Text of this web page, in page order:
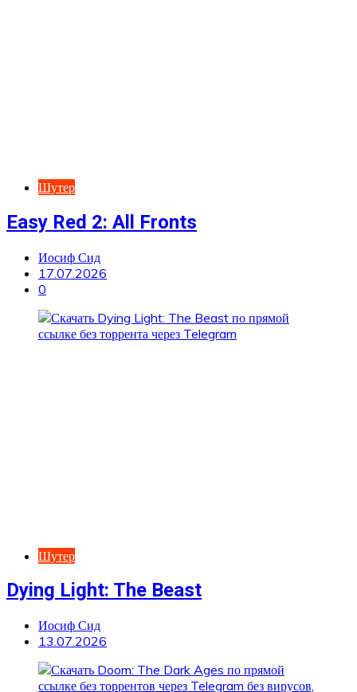
Шутер
Easy Red 2: All Fronts
Иосиф Сид
17.07.2026
0
Шутер
Dying Light: The Beast
Иосиф Сид
13.07.2026